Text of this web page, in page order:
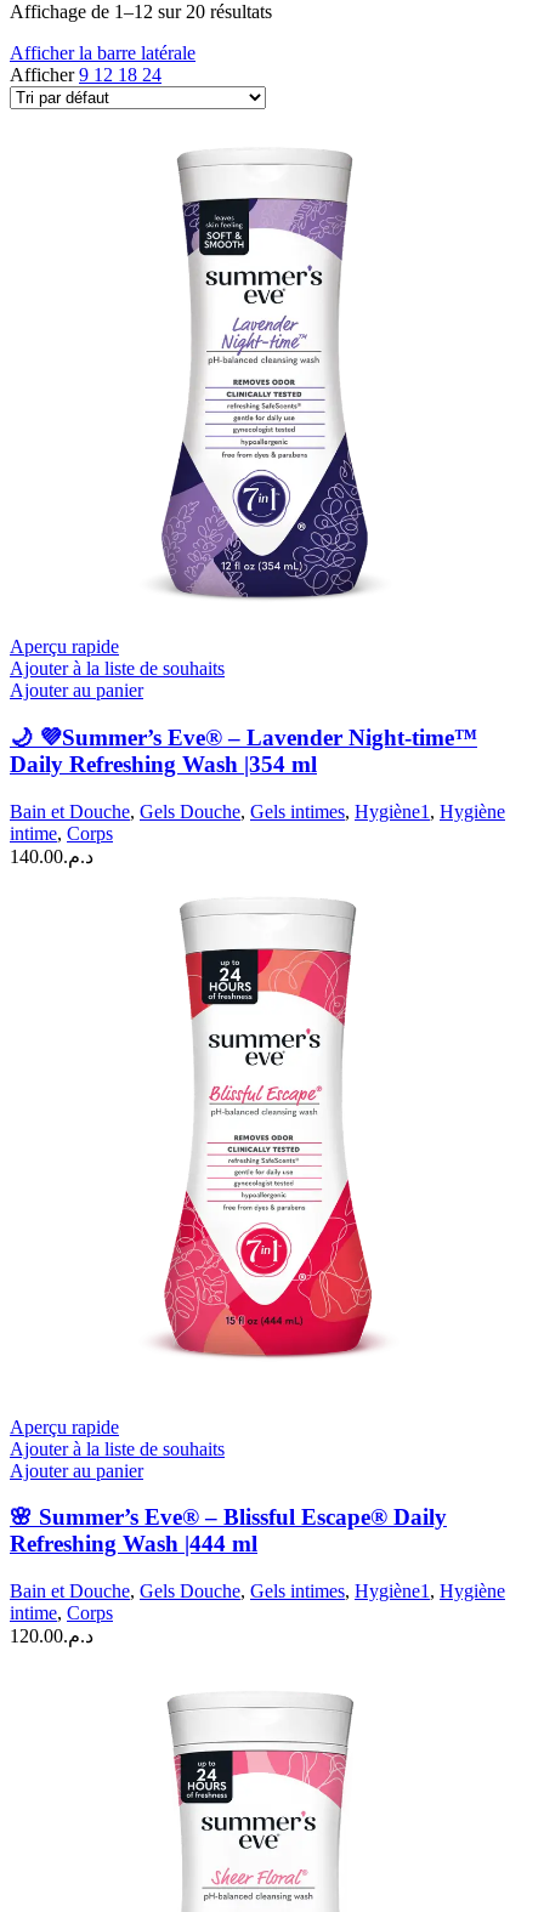
Affichage de 1–12 sur 20 résultats
Afficher la barre latérale
Afficher9 12 18 24
Aperçu rapide
Ajouter à la liste de souhaits
Ajouter au panier
🌙 💜Summer’s Eve® – Lavender Night-time™
Daily Refreshing Wash |354 ml
Bain et Douche, Gels Douche, Gels intimes, Hygiène1 , Hygiène
intime, Corps
د.م.140.00
Aperçu rapide
Ajouter à la liste de souhaits
Ajouter au panier
🌸 Summer’s Eve® – Blissful Escape® Daily
Refreshing Wash |444 ml
Bain et Douche, Gels Douche, Gels intimes, Hygiène1 , Hygiène
intime, Corps
د.م.120.00